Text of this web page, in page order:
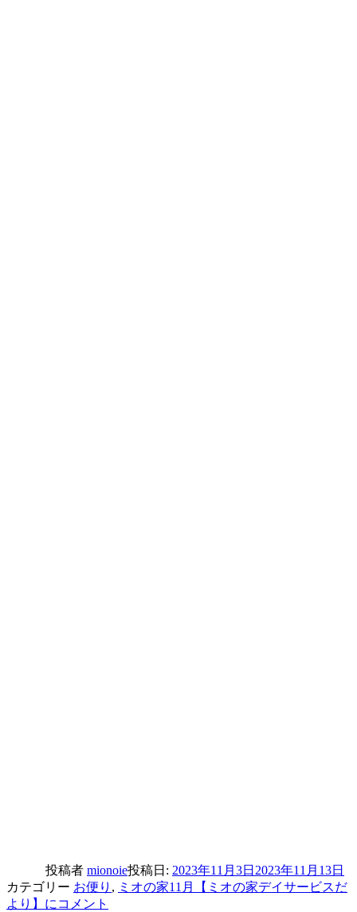
投稿者 mionoie投稿日: 2023年11月3日 2023年11月13日
カテゴリー お便り , ミオの家11月【ミオの家デイサービスだ
より】に コメント